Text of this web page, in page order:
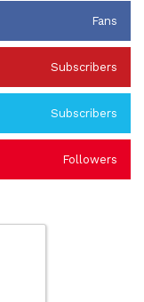
Fans
Subscribers
Subscribers
Followers